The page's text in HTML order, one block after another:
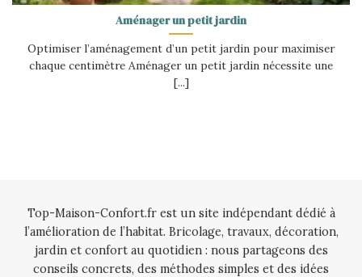
Aménager un petit jardin
Optimiser l’aménagement d’un petit jardin pour maximiser
chaque centimètre Aménager un petit jardin nécessite une
[...]
Top-Maison-Confort.fr est un site indépendant dédié à
l’amélioration de l’habitat. Bricolage, travaux, décoration,
jardin et confort au quotidien : nous partageons des
conseils concrets, des méthodes simples et des idées